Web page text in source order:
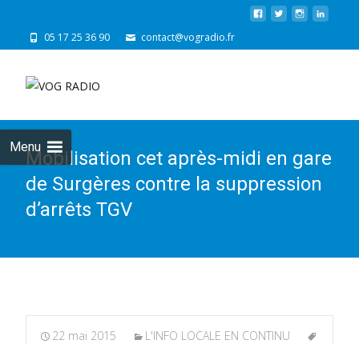
05 17 25 36 90 contact@vogradio.fr
Menu
Mobilisation cet après-midi en gare
de Surgères contre la suppression
d’arrêts TGV
22 mai 2015
L'INFO LOCALE EN CONTINU